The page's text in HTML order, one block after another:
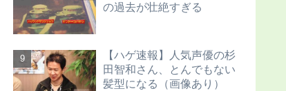
の過去が壮絶すぎる
【ハゲ速報】人気声優の杉
田智和さん、とんでもない
髪型になる（画像あり）